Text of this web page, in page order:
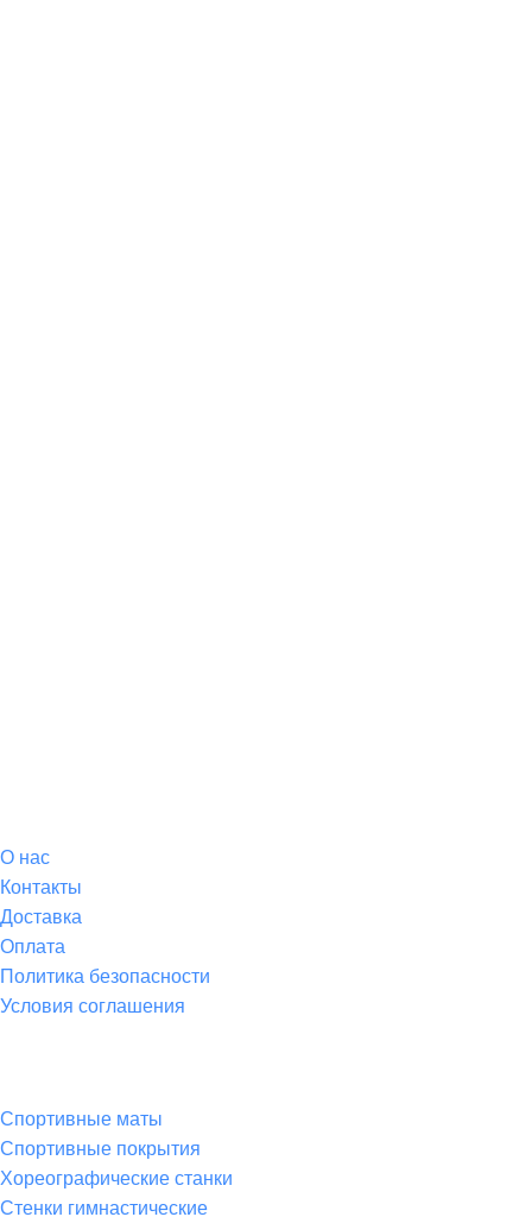
О нас
Контакты
Доставка
Оплата
Политика безопасности
Условия соглашения
Спортивные маты
Спортивные покрытия
Хореографические станки
Стенки гимнастические